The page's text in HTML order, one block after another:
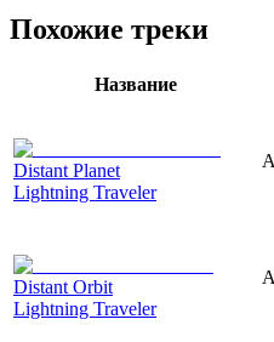
Похожие треки
Название
Distant Planet
Lightning Traveler
Distant Orbit
Lightning Traveler